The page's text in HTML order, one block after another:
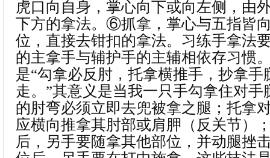
虎口向自身，掌心向下或向左侧，由
下方的拿法。⑥抓拿，掌心与五指皆
位，直接去钳扣的拿法。习练手拿法
的主拿手与辅护手的主辅相依存习惯
是“勾拿必反肘，托拿横推手，抄拿手
走。”其意义是当我一只手勾拿住对手
的肘弯必须立即去兜被拿之腿；托拿
应横向推拿其肘部或肩胛（反关节）
后，另手要随拿其他部位，并动腿挫